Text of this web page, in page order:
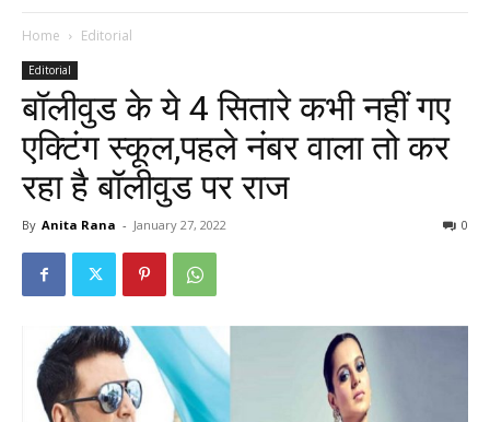
Home Editorial
Editorial
बॉलीवुड के ये 4 सितारे कभी नहीं गए
एक्टिंग स्कूल,पहले नंबर वाला तो कर
रहा है बॉलीवुड पर राज
By Anita Rana - January 27, 2022 0